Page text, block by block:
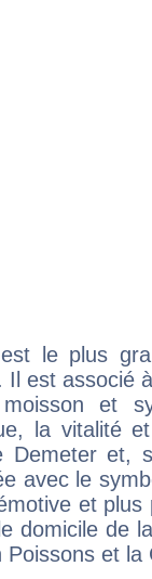
le plus
Il est associé
et
la vitalité
Demeter et,
avec le
et
domicile de
Poissons et